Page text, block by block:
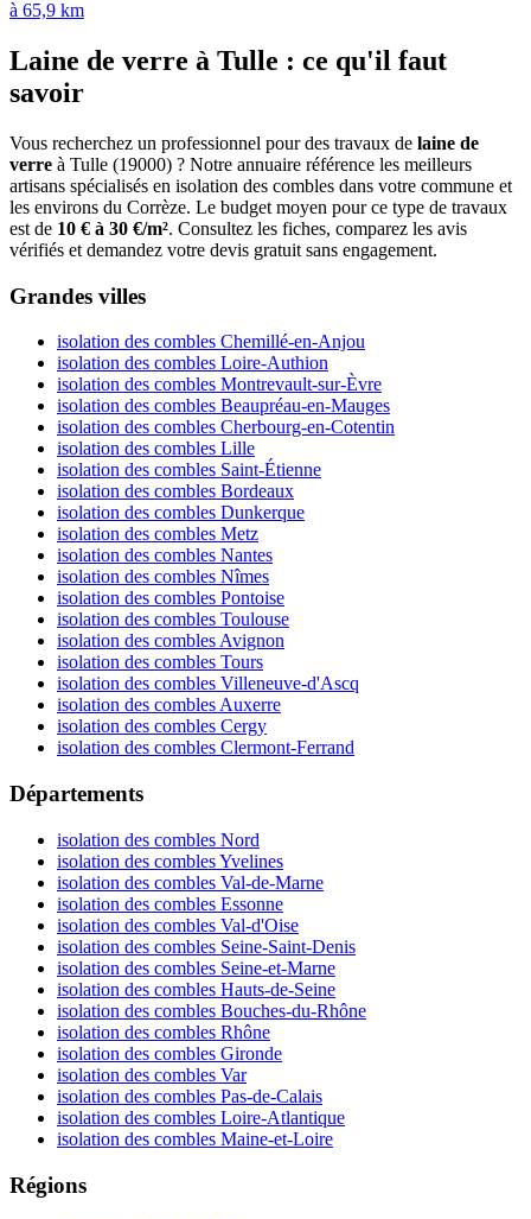
à 65,9 km
Laine de verre à Tulle : ce qu'il faut
savoir
Vous recherchez un professionnel pour des travaux de laine de
verre à Tulle (19000) ? Notre annuaire référence les meilleurs
artisans spécialisés en isolation des combles dans votre commune et
les environs du Corrèze. Le budget moyen pour ce type de travaux
est de 10 € à 30 €/m². Consultez les fiches, comparez les avis
vérifiés et demandez votre devis gratuit sans engagement.
Grandes villes
isolation des combles Chemillé-en-Anjou
isolation des combles Loire-Authion
isolation des combles Montrevault-sur-Èvre
isolation des combles Beaupréau-en-Mauges
isolation des combles Cherbourg-en-Cotentin
isolation des combles Lille
isolation des combles Saint-Étienne
isolation des combles Bordeaux
isolation des combles Dunkerque
isolation des combles Metz
isolation des combles Nantes
isolation des combles Nîmes
isolation des combles Pontoise
isolation des combles Toulouse
isolation des combles Avignon
isolation des combles Tours
isolation des combles Villeneuve-d'Ascq
isolation des combles Auxerre
isolation des combles Cergy
isolation des combles Clermont-Ferrand
Départements
isolation des combles Nord
isolation des combles Yvelines
isolation des combles Val-de-Marne
isolation des combles Essonne
isolation des combles Val-d'Oise
isolation des combles Seine-Saint-Denis
isolation des combles Seine-et-Marne
isolation des combles Hauts-de-Seine
isolation des combles Bouches-du-Rhône
isolation des combles Rhône
isolation des combles Gironde
isolation des combles Var
isolation des combles Pas-de-Calais
isolation des combles Loire-Atlantique
isolation des combles Maine-et-Loire
Régions